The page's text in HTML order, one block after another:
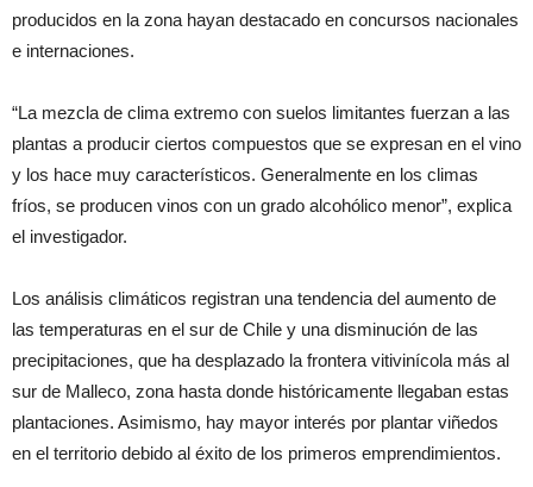
producidos en la zona hayan destacado en concursos nacionales
e internaciones.
“La mezcla de clima extremo con suelos limitantes fuerzan a las
plantas a producir ciertos compuestos que se expresan en el vino
y los hace muy característicos. Generalmente en los climas
fríos, se producen vinos con un grado alcohólico menor”, explica
el investigador.
Los análisis climáticos registran una tendencia del aumento de
las temperaturas en el sur de Chile y una disminución de las
precipitaciones, que ha desplazado la frontera vitivinícola más al
sur de Malleco, zona hasta donde históricamente llegaban estas
plantaciones. Asimismo, hay mayor interés por plantar viñedos
en el territorio debido al éxito de los primeros emprendimientos.